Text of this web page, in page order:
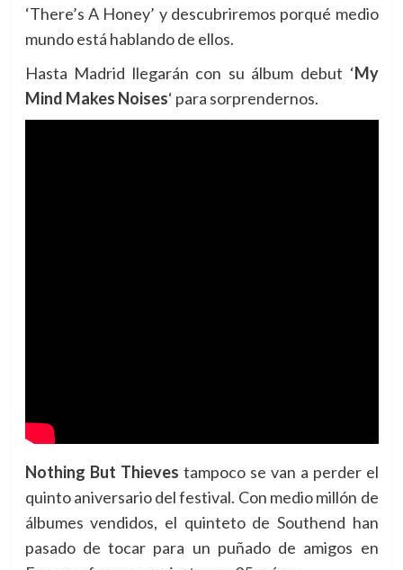
‘There’s A Honey’ y descubriremos porqué medio
mundo está hablando de ellos.
Hasta Madrid llegarán con su álbum debut ‘My
Mind Makes Noises‘ para sorprendernos.
Nothing But Thieves tampoco se van a perder el
quinto aniversario del festival. Con medio millón de
álbumes vendidos, el quinteto de Southend han
pasado de tocar para un puñado de amigos en